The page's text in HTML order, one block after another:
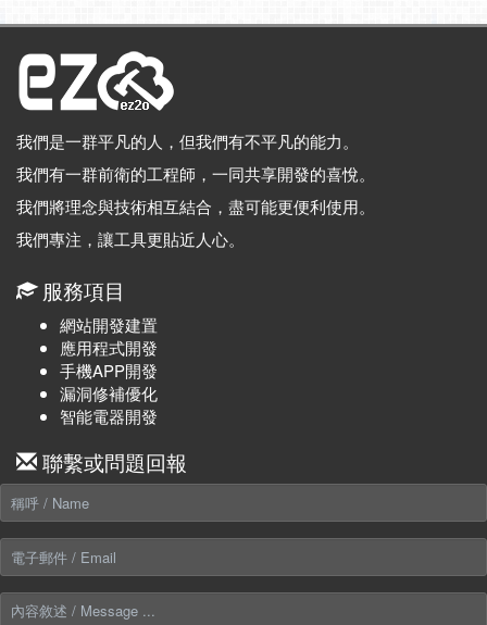
我們是一群平凡的人，但我們有不平凡的能力。
我們有一群前衛的工程師，一同共享開發的喜悅。
我們將理念與技術相互結合，盡可能更便利使用。
我們專注，讓工具更貼近人心。
服務項目
網站開發建置
應用程式開發
手機APP開發
漏洞修補優化
智能電器開發
聯繫或問題回報